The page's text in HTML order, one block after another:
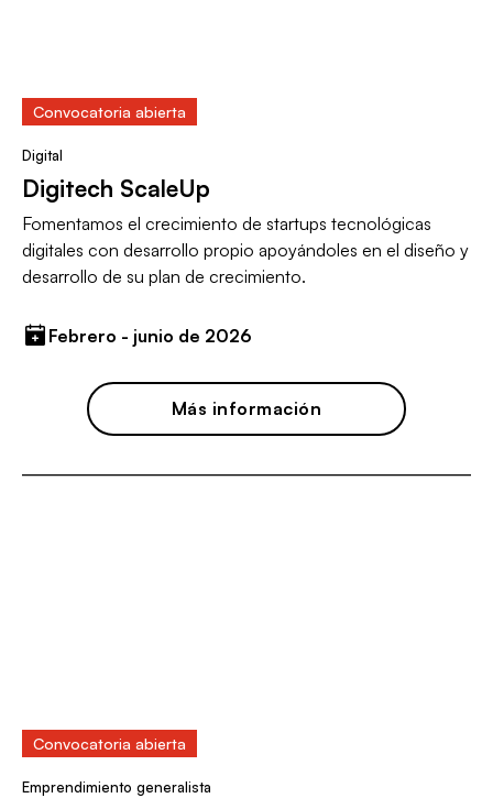
Convocatoria abierta
Digital
Digitech ScaleUp
Fomentamos el crecimiento de startups tecnológicas
digitales con desarrollo propio apoyándoles en el diseño y
desarrollo de su plan de crecimiento.
Febrero - junio de 2026
Más información
Convocatoria abierta
Emprendimiento generalista